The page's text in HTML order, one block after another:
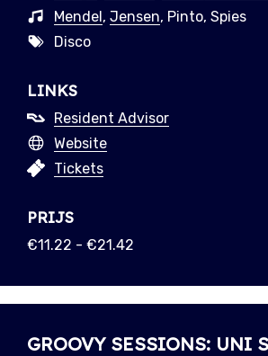
Mendel, Jensen, Pinto, Spies
Disco
LINKS
Resident Advisor
Website
Tickets
PRIJS
€11.22 - €21.42
GROOVY SESSIONS: UNI